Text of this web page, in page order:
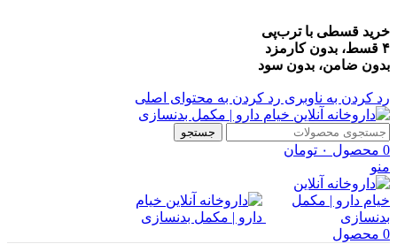
خرید قسطی با ترب‌پی
۴ قسط، بدون کارمزد
بدون ضامن، بدون سود
رد کردن به ناوبری رد کردن به محتوای اصلی
جستجو
0 محصول ۰ تومان
منو
0 محصول